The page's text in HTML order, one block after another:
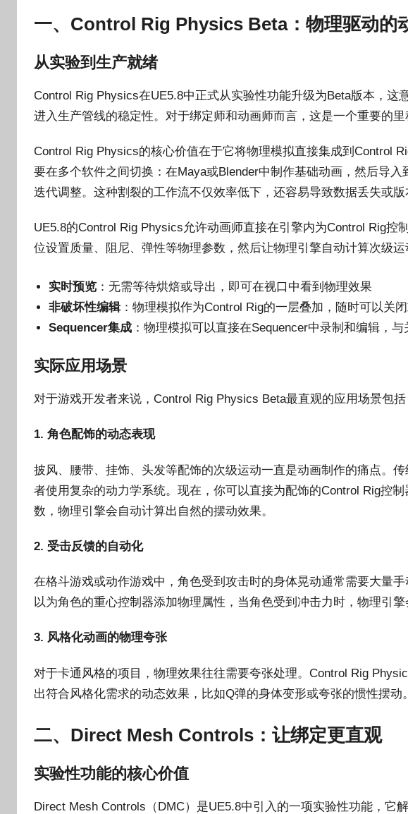
一、Control Rig Physics Beta：物理驱动的
从实验到生产就绪
Control Rig Physics在UE5.8中正式从实验性功能升级为Beta版本，这
进入生产管线的稳定性。对于绑定师和动画师而言，这是一个重要的里
Control Rig Physics的核心价值在于它将物理模拟直接集成到Control
要在多个软件之间切换：在Maya或Blender中制作基础动画，然后导
迭代调整。这种割裂的工作流不仅效率低下，还容易导致数据丢失或版
UE5.8的Control Rig Physics允许动画师直接在引擎内为Control Rig控
位设置质量、阻尼、弹性等物理参数，然后让物理引擎自动计算次级运
实时预览 ：无需等待烘焙或导出，即可在视口中看到物理效果
非破坏性编辑：物理模拟作为Control Rig的一层叠加，随时可以关
Sequencer集成 ：物理模拟可以直接在Sequencer中录制和编辑，
实际应用场景
对于游戏开发者来说，Control Rig Physics Beta最直观的应用场景包括
1. 角色配饰的动态表现
披风、腰带、挂饰、头发等配饰的次级运动一直是动画制作的痛点。
者使用复杂的动力学系统。现在，你可以直接为配饰的Control Rig控
数，物理引擎会自动计算出自然的摆动效果。
2. 受击反馈的自动化
在格斗游戏或动作游戏中，角色受到攻击时的身体晃动通常需要大量
以为角色的重心控制器添加物理属性，当角色受到冲击力时，物理引
3. 风格化动画的物理夸张
对于卡通风格的项目，物理效果往往需要夸张处理。Control Rig
出符合风格化需求的动态效果，比如Q弹的身体变形或夸张的惯性摆动。
二、Direct Mesh Controls：让绑定更直观
实验性功能的核心价值
Direct Mesh Controls（DMC）是UE5.8中引入的一项实验性功能，它